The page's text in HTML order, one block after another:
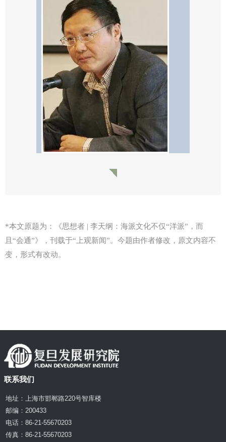
*本文原题为：《思想者 | 李天纲： 海派文化不仅“洋派”，而
且“会通”》 ，刊载于“上观新闻”。 今题由作者修改，原文内容不
变，形式有改动。
联系我们
地址：上海市邯郸路220号智库楼
邮编：200433
电话：86-21-55670203
传真：86-21-55670203